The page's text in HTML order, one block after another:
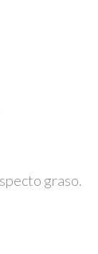
graso.